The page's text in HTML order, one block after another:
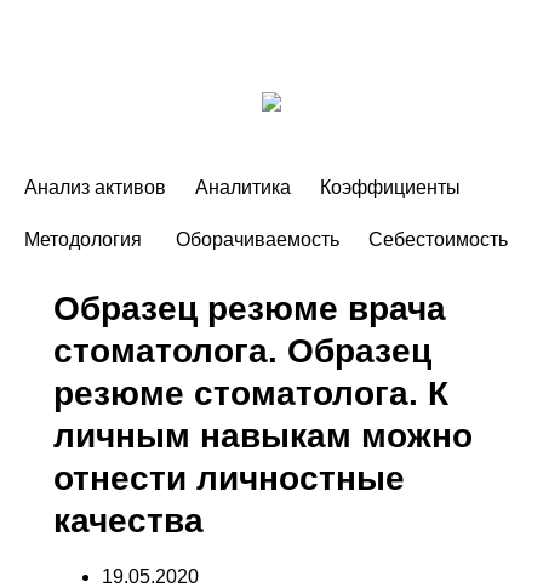
Анализ активов Аналитика Коэффициенты
Методология Оборачиваемость Себестоимость
Образец резюме врача
стоматолога. Образец
резюме стоматолога. К
личным навыкам можно
отнести личностные
качества
19.05.2020